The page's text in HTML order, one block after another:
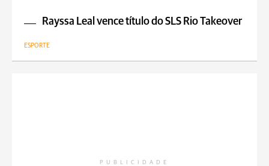
Rayssa Leal vence título do SLS Rio Takeover
ESPORTE
PUBLICIDADE